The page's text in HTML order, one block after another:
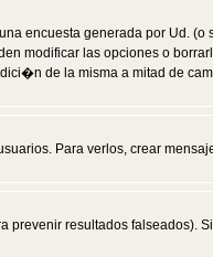
encuesta generada por Ud.
modificar las opciones o
de la misma a mitad de
Para verlos, crear
resultados falseados).